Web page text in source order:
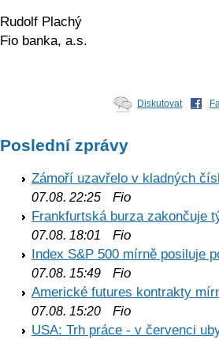
Rudolf Plachý
Fio banka, a.s.
Diskutovat
Poslední zprávy
Zámoří uzavřelo v kladných
07.08. 22:25 Fio
Frankfurtská burza zakončuje
07.08. 18:01
Fio
Index S&P 500 mírně posiluje
07.08. 15:49 Fio
Americké futures kontrakty
07.08. 15:20 Fio
USA: Trh práce - v červenci